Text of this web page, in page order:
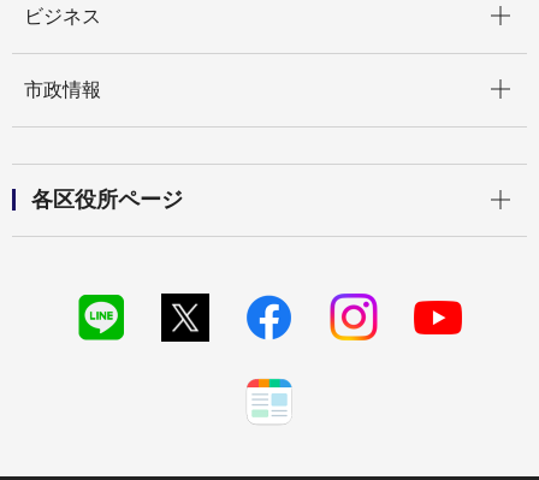
ビジネス
市政情報
各区役所ページ